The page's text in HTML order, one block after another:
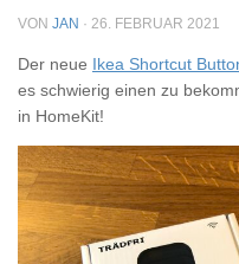
VON JAN · 26. FEBRUAR 2021
Der neue Ikea Shortcut
es schwierig einen zu
in HomeKit!